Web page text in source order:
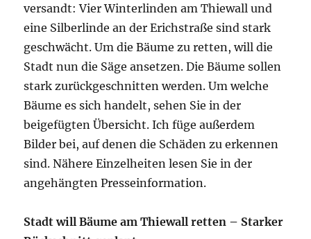
versandt: Vier Winterlinden am Thiewall und
eine Silberlinde an der Erichstraße sind stark
geschwächt. Um die Bäume zu retten, will die
Stadt nun die Säge ansetzen. Die Bäume sollen
stark zurückgeschnitten werden. Um welche
Bäume es sich handelt, sehen Sie in der
beigefügten Übersicht. Ich füge außerdem
Bilder bei, auf denen die Schäden zu erkennen
sind. Nähere Einzelheiten lesen Sie in der
angehängten Presseinformation.
Stadt will Bäume am Thiewall retten – Starker